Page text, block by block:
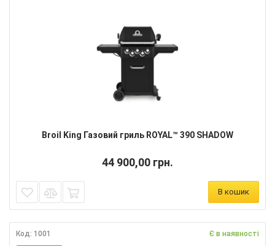
Broil King Газовий гриль ROYAL™ 390 SHADOW
44 900,00 грн.
В кошик
Код: 1001 Є в наявності